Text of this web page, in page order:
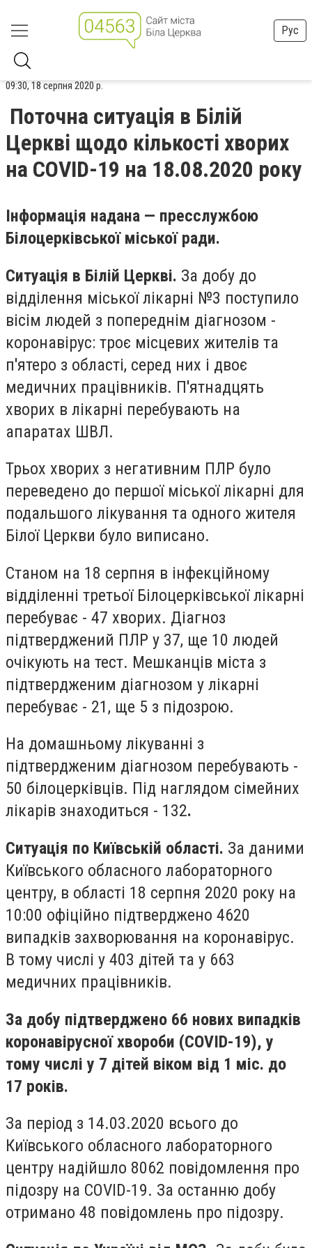
Рус
09:30, 18 серпня 2020 р.
Поточна ситуація в Білій
Церкві щодо кількості хворих
на COVID-19 на 18.08.2020 року
Інформація надана — пресслужбою
Білоцерківської міської ради.
Ситуація в Білій Церкві. За добу до
відділення міської лікарні №3 поступило
вісім людей з попереднім діагнозом -
коронавірус: троє місцевих жителів та
п'ятеро з області, серед них і двоє
медичних працівників. П'ятнадцять
хворих в лікарні перебувають на
апаратах ШВЛ.
Трьох хворих з негативним ПЛР було
переведено до першої міської лікарні для
подальшого лікування та одного жителя
Білої Церкви було виписано.
Станом на 18 серпня в інфекційному
відділенні третьої Білоцерківської лікарні
перебуває - 47 хворих. Діагноз
підтверджений ПЛР у 37, ще 10 людей
очікують на тест. Мешканців міста з
підтвердженим діагнозом у лікарні
перебуває - 21, ще 5 з підозрою.
На домашньому лікуванні з
підтвердженим діагнозом перебувають -
50 білоцерківців. Під наглядом сімейних
лікарів знаходиться - 132.
Ситуація по Київській області. За даними
Київського обласного лабораторного
центру, в області 18 серпня 2020 року на
10:00 офіційно підтверджено 4620
випадків захворювання на коронавірус.
В тому числі у 403 дітей та у 663
медичних працівників.
За добу підтверджено 66 нових випадків
коронавірусної хвороби (COVID-19), у
тому числі у 7 дітей віком від 1 міс. до
17 років.
За період з 14.03.2020 всього до
Київського обласного лабораторного
центру надійшло 8062 повідомлення про
підозру на COVID-19. За останню добу
отримано 48 повідомлень про підозру.